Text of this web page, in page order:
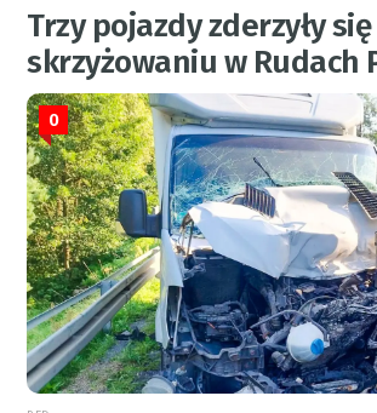
Trzy pojazdy zderzyły
skrzyżowaniu w Rudach
0